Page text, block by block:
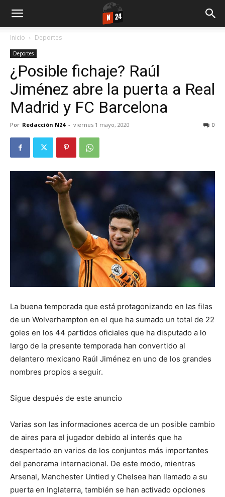
Inicio Deportes
Deportes
¿Posible fichaje? Raúl
Jiménez abre la puerta a Real
Madrid y FC Barcelona
Por Redacción N24 - viernes 1 mayo, 2020 0
La buena temporada que está protagonizando en las filas
de un Wolverhampton en el que ha sumado un total de 22
goles en los 44 partidos oficiales que ha disputado a lo
largo de la presente temporada han convertido al
delantero mexicano Raúl Jiménez en uno de los grandes
nombres propios a seguir.
Sigue después de este anuncio
Varias son las informaciones acerca de un posible cambio
de aires para el jugador debido al interés que ha
despertado en varios de los conjuntos más importantes
del panorama internacional. De este modo, mientras
Arsenal, Manchester Untied y Chelsea han llamado a su
puerta en Inglaterra, también se han activado opciones